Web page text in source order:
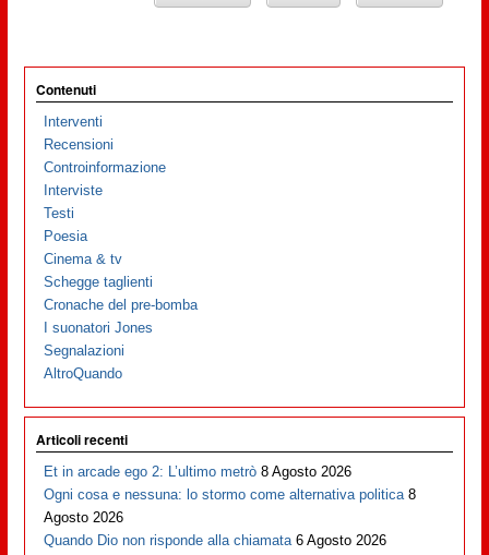
Contenuti
Interventi
Recensioni
Controinformazione
Interviste
Testi
Poesia
Cinema & tv
Schegge taglienti
Cronache del pre-bomba
I suonatori Jones
Segnalazioni
AltroQuando
Articoli recenti
Et in arcade ego 2: L’ultimo metrò 8 Agosto 2026
Ogni cosa e nessuna: lo stormo come alternativa politica 8
Agosto 2026
Quando Dio non risponde alla chiamata 6 Agosto 2026